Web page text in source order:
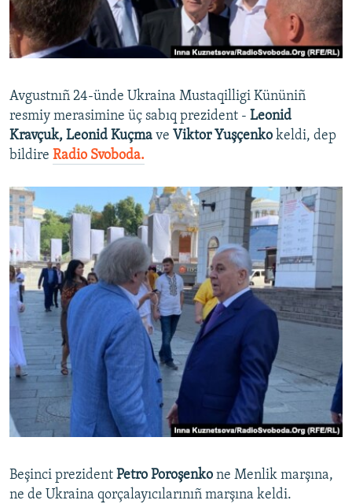
Русский
Українською
RFE/RS bütün saytları
Avgustnıñ 24-ünde Ukraina Mustaqilligi Kününiñ
resmiy merasimine üç sabıq prezident - Leonid
Kravçuk, Leonid Kuçma ve Viktor Yuşçenko keldi, dep
bildire Radio Svoboda.
Beşinci prezident Petro Poroşenko ne Menlik marşına,
ne de Ukraina qorçalayıcılarınıñ marşına keldi.